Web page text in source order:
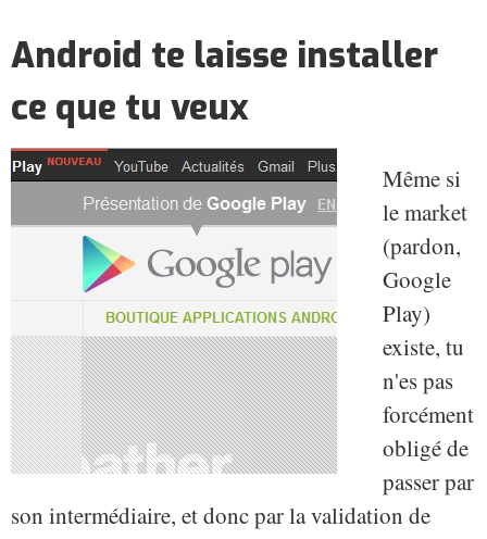
Android te laisse installer
ce que tu veux
Même si
le market
(pardon,
Google
Play)
existe, tu
n'es pas
forcément
obligé de
passer par
son intermédiaire, et donc par la validation de